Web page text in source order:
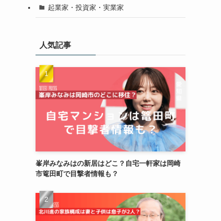
起業家・投資家・実業家
人気記事
峯岸みなみはの新居はどこ？自宅一軒家は岡崎
市篭田町で目撃者情報も？